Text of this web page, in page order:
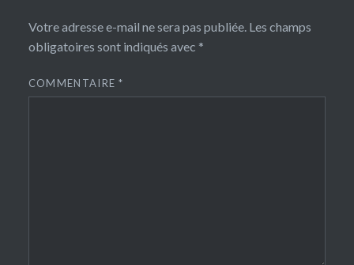
Votre adresse e-mail ne sera pas publiée. Les champs
obligatoires sont indiqués avec *
COMMENTAIRE*